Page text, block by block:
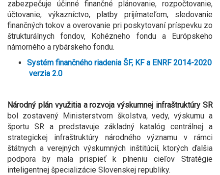
zabezpečuje účinné finančné plánovanie, rozpočtovanie,
účtovanie, výkazníctvo, platby prijímateľom, sledovanie
finančných tokov a overovanie pri poskytovaní príspevku zo
štrukturálnych fondov, Kohézneho fondu a Európskeho
námorného a rybárskeho fondu.
Systém finančného riadenia ŠF, KF a ENRF 2014-2020
verzia 2.0
Národný plán využitia a rozvoja výskumnej infraštruktúry SR
bol zostavený Ministerstvom školstva, vedy, výskumu a
športu SR a predstavuje základný katalóg centrálnej a
strategickej infraštruktúry národného významu v rámci
štátnych a verejných výskumných inštitúcií, ktorých ďalšia
podpora by mala prispieť k plneniu cieľov Stratégie
inteligentnej špecializácie Slovenskej republiky.